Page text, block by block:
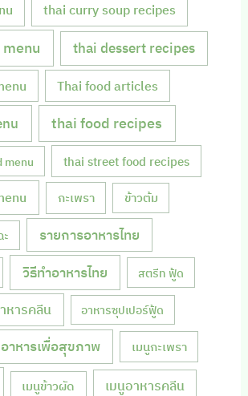
thai curry soup recipes
thai dessert recipes
Thai food articles
thai food recipes
menu thai street food recipes
กะเพรา ข้าวต้ม
รายการอาหารไทย
วิธีทำอาหารไทย สตรีท ฟู้ด
หารคลีน อาหารซุปเปอร์ฟู้ด
อาหารเพื่อสุขภาพ เมนูกะเพรา
เมนูข้าวผัด เมนูอาหารคลีน